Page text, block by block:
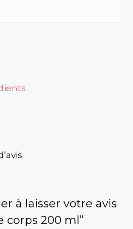
à laisser votre avis
corps 200 ml”